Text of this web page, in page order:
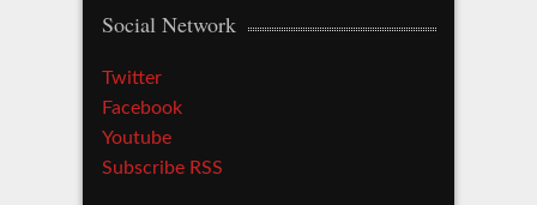
Social Network
Twitter
Facebook
Youtube
Subscribe RSS